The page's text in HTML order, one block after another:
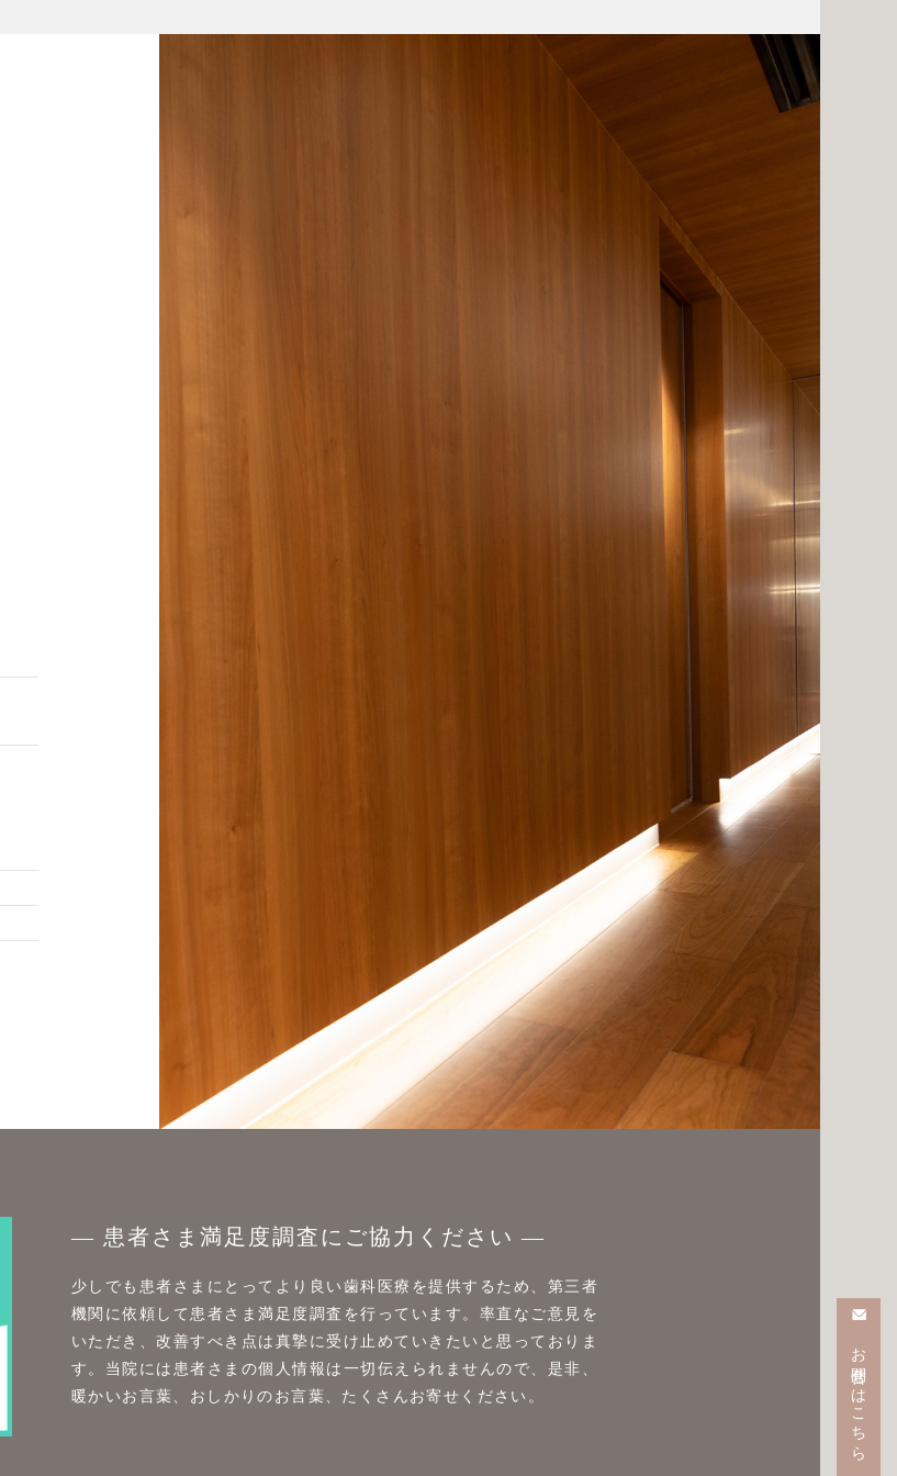
お問合せはこちら
患者さま満足度調査に ご協力ください
少しでも患者さまにとってより良い歯科医療を提供するため、第三者
機関に依頼して患者さま満足度調査を行っています。率直なご意見を
いただき、改善すべき点は真摯に受け止めていきたいと思っておりま
す。当院には患者さまの個人情報は一切伝えられませんので、是非、
暖かいお言葉、おしかりのお言葉、たくさんお寄せください。